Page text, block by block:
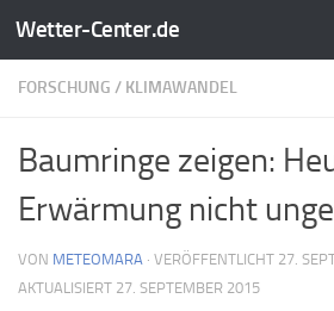
Zum Inhalt springen
Wetter-Center.de
FORSCHUNG / KLIMAWANDEL
Baumringe zeigen:
Erwärmung nicht
VON METEOMARA · VERÖFFENTLICHT 27.
AKTUALISIERT 27. SEPTEMBER 2015